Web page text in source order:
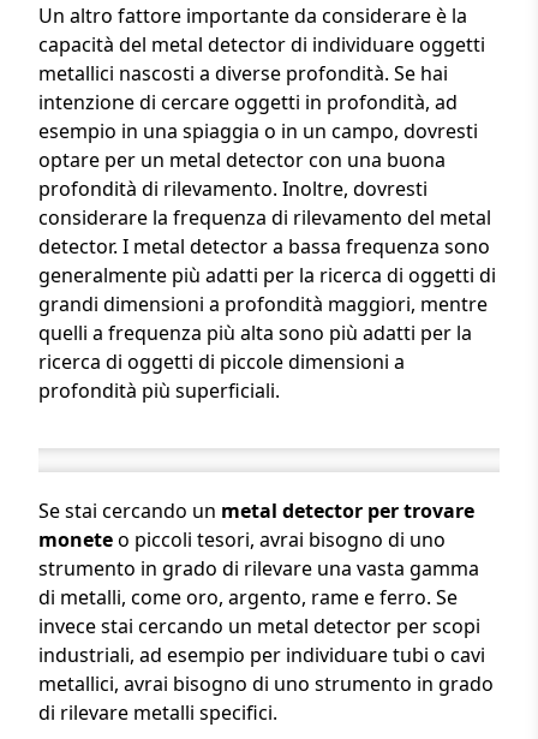
Un altro fattore importante da considerare è la
capacità del metal detector di individuare oggetti
metallici nascosti a diverse profondità. Se hai
intenzione di cercare oggetti in profondità, ad
esempio in una spiaggia o in un campo, dovresti
optare per un metal detector con una buona
profondità di rilevamento. Inoltre, dovresti
considerare la frequenza di rilevamento del metal
detector. I metal detector a bassa frequenza sono
generalmente più adatti per la ricerca di oggetti di
grandi dimensioni a profondità maggiori, mentre
quelli a frequenza più alta sono più adatti per la
ricerca di oggetti di piccole dimensioni a
profondità più superficiali.
Se stai cercando un metal detector per trovare
moneteo piccoli tesori, avrai bisogno di uno
strumento in grado di rilevare una vasta gamma
di metalli, come oro, argento, rame e ferro. Se
invece stai cercando un metal detector per scopi
industriali, ad esempio per individuare tubi o cavi
metallici, avrai bisogno di uno strumento in grado
di rilevare metalli specifici.